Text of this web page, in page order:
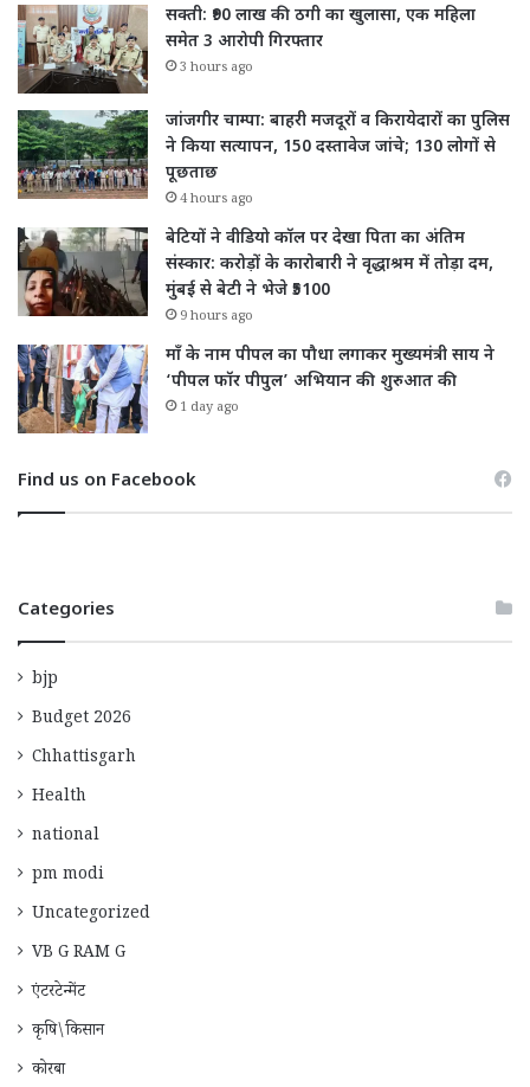
सक्ती: ₹90 लाख की ठगी का खुलासा, एक महिला
समेत 3 आरोपी गिरफ्तार
3 hours ago
जांजगीर चाम्पा: बाहरी मजदूरों व किरायेदारों का पुलिस
ने किया सत्यापन, 150 दस्तावेज जांचे; 130 लोगों से
पूछताछ
4 hours ago
बेटियों ने वीडियो कॉल पर देखा पिता का अंतिम
संस्कार: करोड़ों के कारोबारी ने वृद्धाश्रम में तोड़ा दम,
मुंबई से बेटी ने भेजे ₹5100
9 hours ago
माँ के नाम पीपल का पौधा लगाकर मुख्यमंत्री साय ने
‘पीपल फॉर पीपुल’ अभियान की शुरुआत की
1 day ago
Find us on Facebook
Categories
bjp
Budget 2026
Chhattisgarh
Health
national
pm modi
Uncategorized
VB G RAM G
एंटरटेन्मेंट
कृषि\किसान
कोरबा